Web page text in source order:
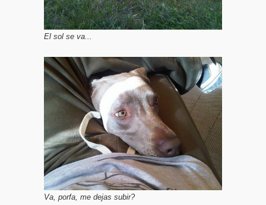
El sol se va...
Va, porfa, me dejas subir?